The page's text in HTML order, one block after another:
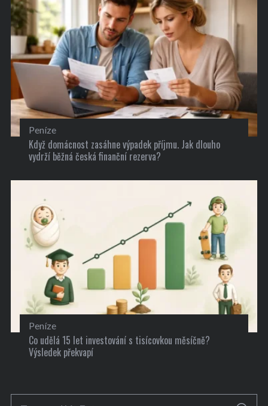
Peníze
Když domácnost zasáhne výpadek příjmu. Jak dlouho
vydrží běžná česká finanční rezerva?
Peníze
Co udělá 15 let investování s tisícovkou měsíčně?
Výsledek překvapí